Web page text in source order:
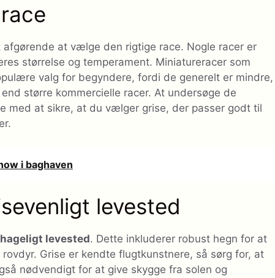
at vælge den rigtige race. Nogle racer er
størrelse og temperament. Miniatureracer som
valg for begyndere, fordi de generelt er mindre,
større kommercielle racer. At undersøge de
med at sikre, at du vælger grise, der passer godt til
i baghaven
levested
levested. Dette inkluderer robust hegn for at
Grise er kendte flugtkunstnere, så sørg for, at
nødvendigt for at give skygge fra solen og